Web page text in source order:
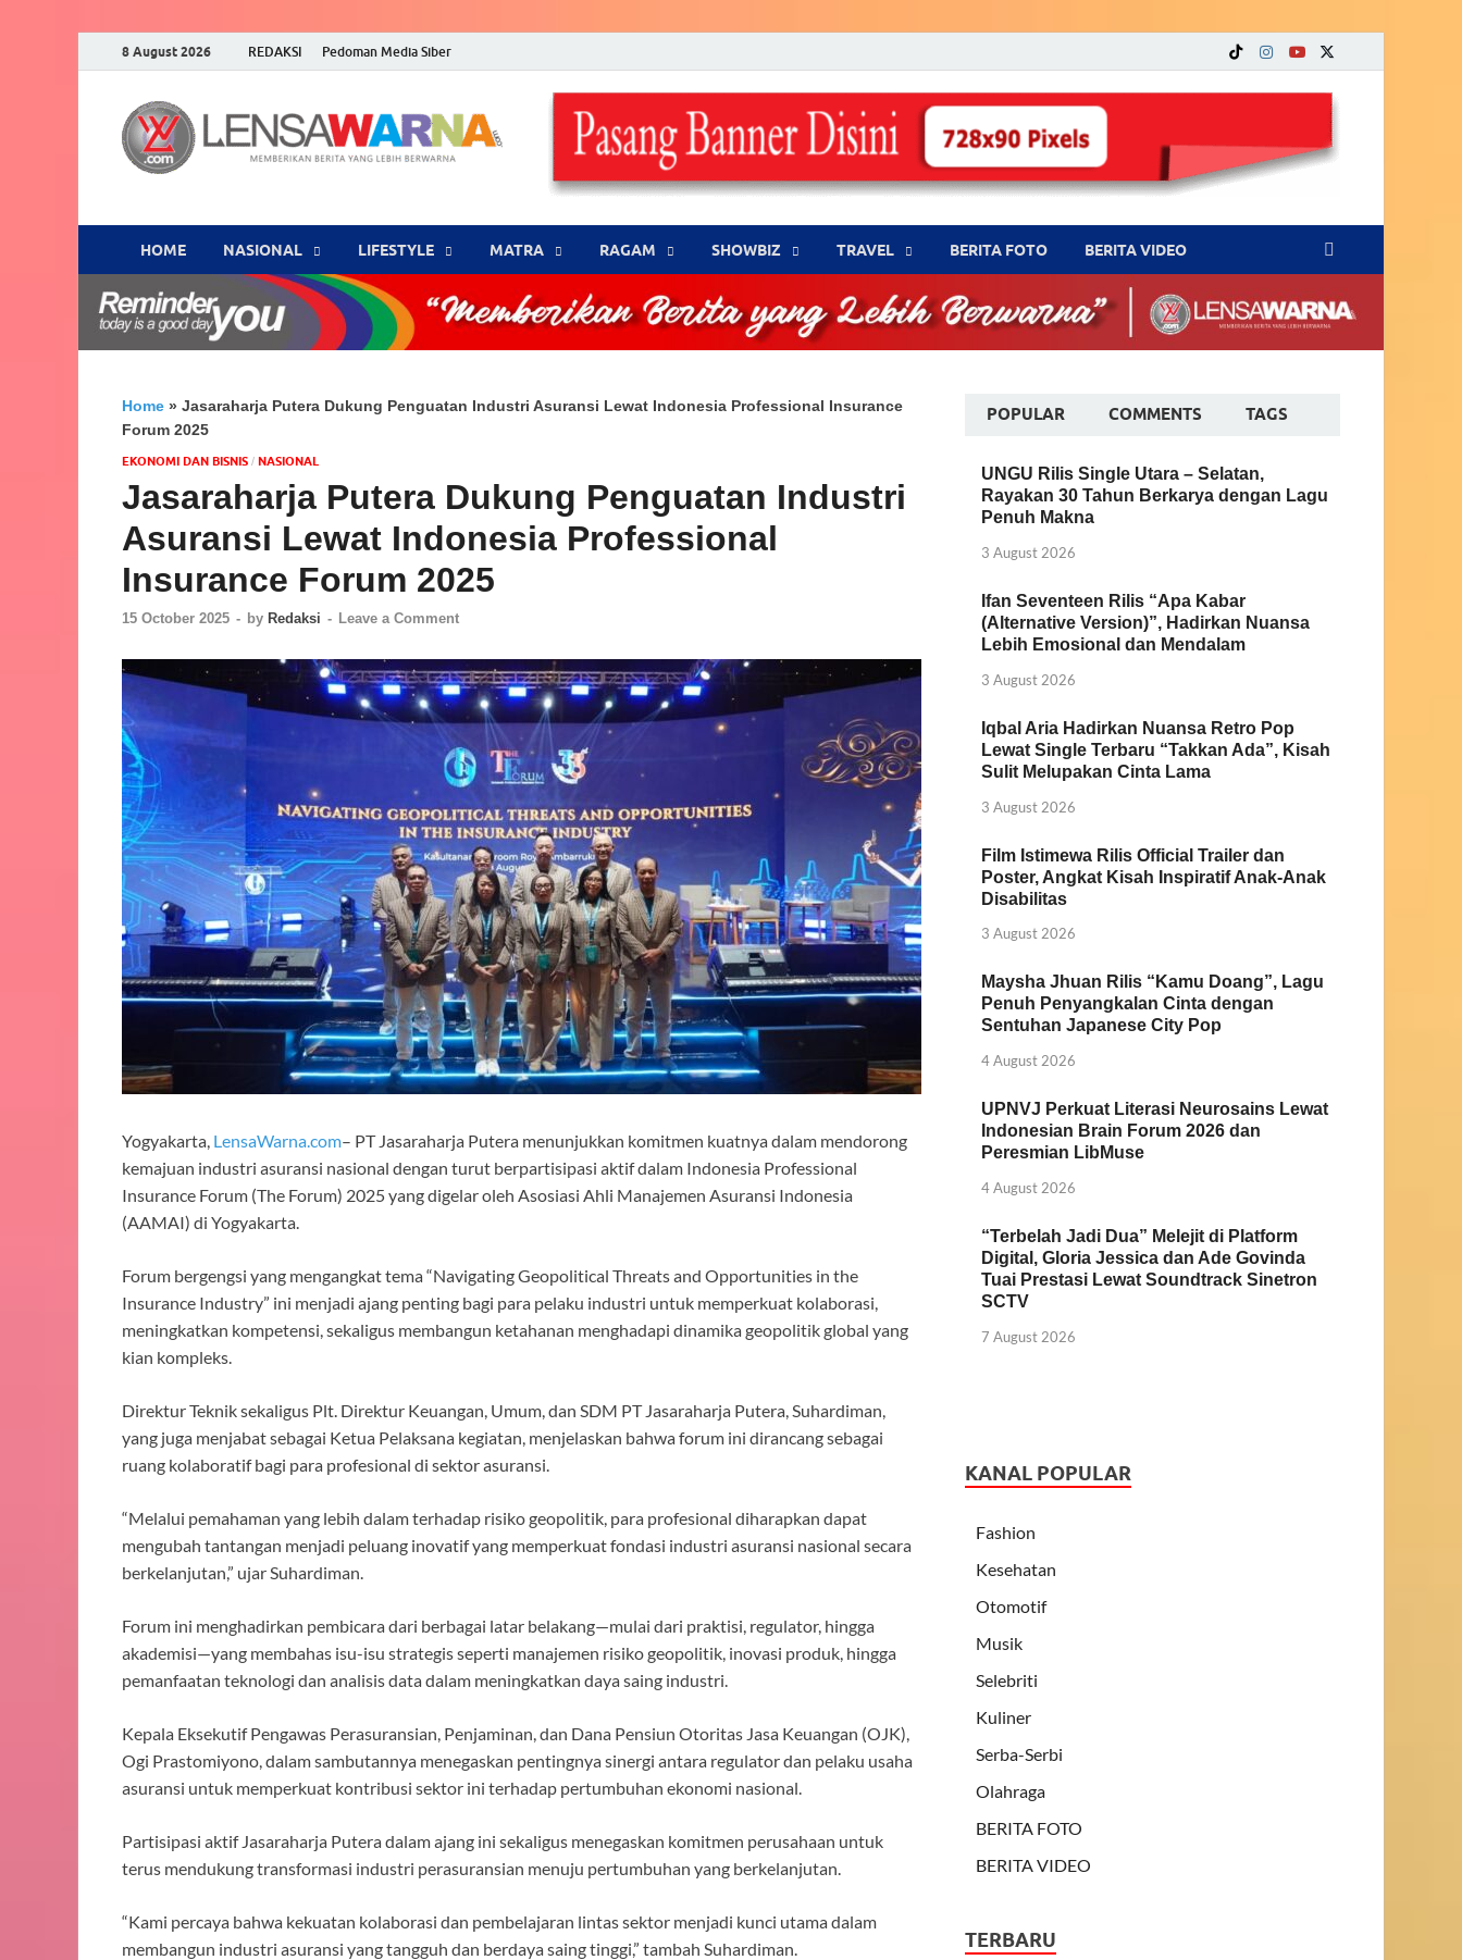
8 August 2026 REDAKSI Pedoman Media Siber
LENSA WARNA .com
Memberikan Berita yang Lebih Berwarna
HOME NASIONAL ‎LIFESTYLE MATRA ‎RAGAM ‎SHOWBIZ ‎TRAVEL BERITA FOTO BERITA VIDEO
Home » Jasaraharja Putera Dukung Penguatan Industri Asuransi Lewat Indonesia Professional Insurance
Forum 2025
EKONOMI DAN BISNIS / NASIONAL
Jasaraharja Putera Dukung Penguatan Industri
Asuransi Lewat Indonesia Professional
Insurance Forum 2025
15 October 2025 - by Redaksi - Leave a Comment
Yogyakarta, LensaWarna.com– PT Jasaraharja Putera menunjukkan komitmen kuatnya dalam mendorong
kemajuan industri asuransi nasional dengan turut berpartisipasi aktif dalam Indonesia Professional
Insurance Forum (The Forum) 2025 yang digelar oleh Asosiasi Ahli Manajemen Asuransi Indonesia
(AAMAI) di Yogyakarta.
Forum bergengsi yang mengangkat tema “Navigating Geopolitical Threats and Opportunities in the
Insurance Industry” ini menjadi ajang penting bagi para pelaku industri untuk memperkuat kolaborasi,
meningkatkan kompetensi, sekaligus membangun ketahanan menghadapi dinamika geopolitik global yang
kian kompleks.
Direktur Teknik sekaligus Plt. Direktur Keuangan, Umum, dan SDM PT Jasaraharja Putera, Suhardiman,
yang juga menjabat sebagai Ketua Pelaksana kegiatan, menjelaskan bahwa forum ini dirancang sebagai
ruang kolaboratif bagi para profesional di sektor asuransi.
“Melalui pemahaman yang lebih dalam terhadap risiko geopolitik, para profesional diharapkan dapat
mengubah tantangan menjadi peluang inovatif yang memperkuat fondasi industri asuransi nasional secara
berkelanjutan,” ujar Suhardiman.
Forum ini menghadirkan pembicara dari berbagai latar belakang—mulai dari praktisi, regulator, hingga
akademisi—yang membahas isu-isu strategis seperti manajemen risiko geopolitik, inovasi produk, hingga
pemanfaatan teknologi dan analisis data dalam meningkatkan daya saing industri.
Kepala Eksekutif Pengawas Perasuransian, Penjaminan, dan Dana Pensiun Otoritas Jasa Keuangan (OJK),
Ogi Prastomiyono, dalam sambutannya menegaskan pentingnya sinergi antara regulator dan pelaku usaha
asuransi untuk memperkuat kontribusi sektor ini terhadap pertumbuhan ekonomi nasional.
Partisipasi aktif Jasaraharja Putera dalam ajang ini sekaligus menegaskan komitmen perusahaan untuk
terus mendukung transformasi industri perasuransian menuju pertumbuhan yang berkelanjutan.
“Kami percaya bahwa kekuatan kolaborasi dan pembelajaran lintas sektor menjadi kunci utama dalam
membangun industri asuransi yang tangguh dan berdaya saing tinggi,” tambah Suhardiman.
POPULAR COMMENTS TAGS
UNGU Rilis Single Utara – Selatan,
Rayakan 30 Tahun Berkarya dengan Lagu
Penuh Makna
3 August 2026
Ifan Seventeen Rilis “Apa Kabar
(Alternative Version)”, Hadirkan Nuansa
Lebih Emosional dan Mendalam
3 August 2026
Iqbal Aria Hadirkan Nuansa Retro Pop
Lewat Single Terbaru “Takkan Ada”, Kisah
Sulit Melupakan Cinta Lama
3 August 2026
Film Istimewa Rilis Official Trailer dan
Poster, Angkat Kisah Inspiratif Anak-Anak
Disabilitas
3 August 2026
Maysha Jhuan Rilis “Kamu Doang”, Lagu
Penuh Penyangkalan Cinta dengan
Sentuhan Japanese City Pop
4 August 2026
UPNVJ Perkuat Literasi Neurosains Lewat
Indonesian Brain Forum 2026 dan
Peresmian LibMuse
4 August 2026
“Terbelah Jadi Dua” Melejit di Platform
Digital, Gloria Jessica dan Ade Govinda
Tuai Prestasi Lewat Soundtrack Sinetron
SCTV
7 August 2026
KANAL POPULAR
Fashion
Kesehatan
Otomotif
Musik
Selebriti
Kuliner
Serba-Serbi
Olahraga
BERITA FOTO
BERITA VIDEO
TERBARU